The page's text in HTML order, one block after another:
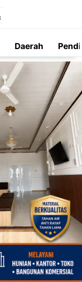
Daerah
Nasional